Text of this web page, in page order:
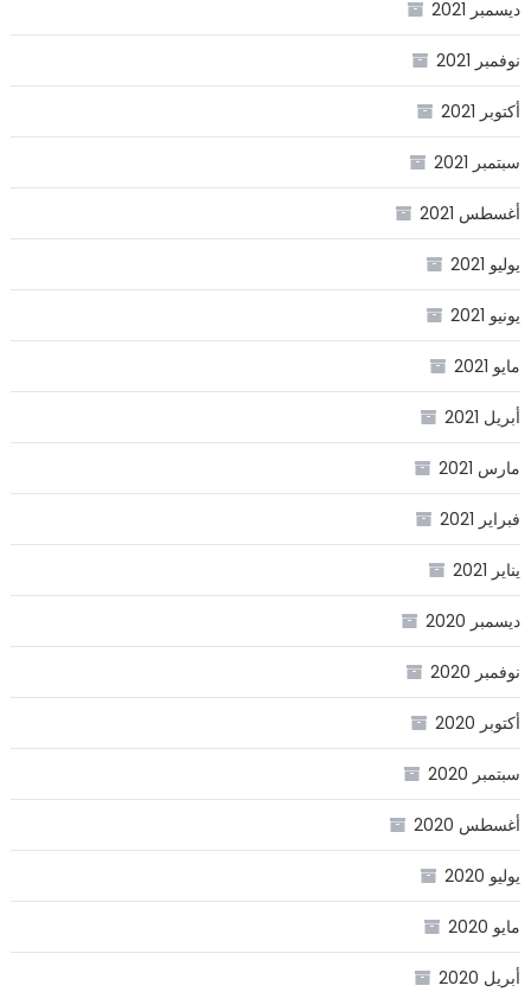
ديسمبر 2021
نوفمبر 2021
أكتوبر 2021
سبتمبر 2021
أغسطس 2021
يوليو 2021
يونيو 2021
مايو 2021
أبريل 2021
مارس 2021
فبراير 2021
يناير 2021
ديسمبر 2020
نوفمبر 2020
أكتوبر 2020
سبتمبر 2020
أغسطس 2020
يوليو 2020
مايو 2020
أبريل 2020